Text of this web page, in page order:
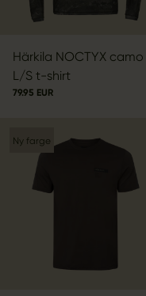
Härkila NOCTYX camo
L/S t-shirt
79.95 EUR
Ny farge